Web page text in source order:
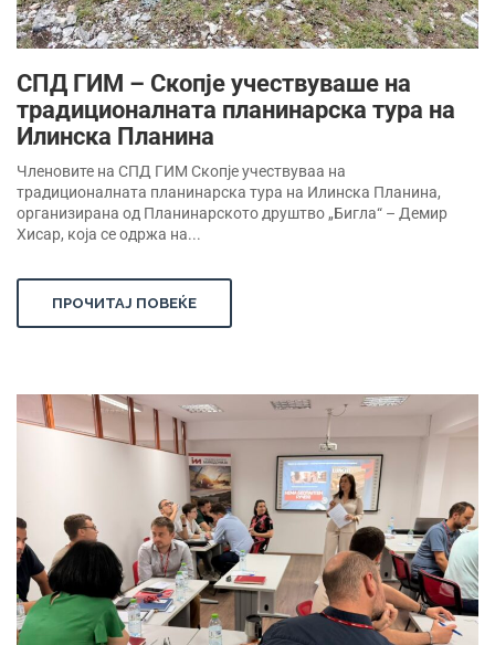
СПД ГИМ – Скопје учествуваше на
традиционалната планинарска тура на
Илинска Планина
Членовите на СПД ГИМ Скопје учествуваа на
традиционалната планинарска тура на Илинска Планина,
организирана од Планинарското друштво „Бигла“ – Демир
Хисар, која се одржа на...
ПРОЧИТАЈ ПОВЕЌЕ